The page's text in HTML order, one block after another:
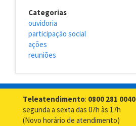
Categorias
ouvidoria
participação social
ações
reuniões
Teleatendimento: 0800 281 0040
segunda a sexta das 07h às 17h
(Novo horário de atendimento)